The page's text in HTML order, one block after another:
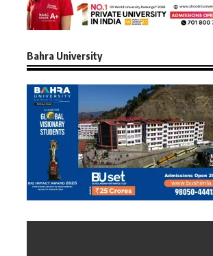
Bahra University